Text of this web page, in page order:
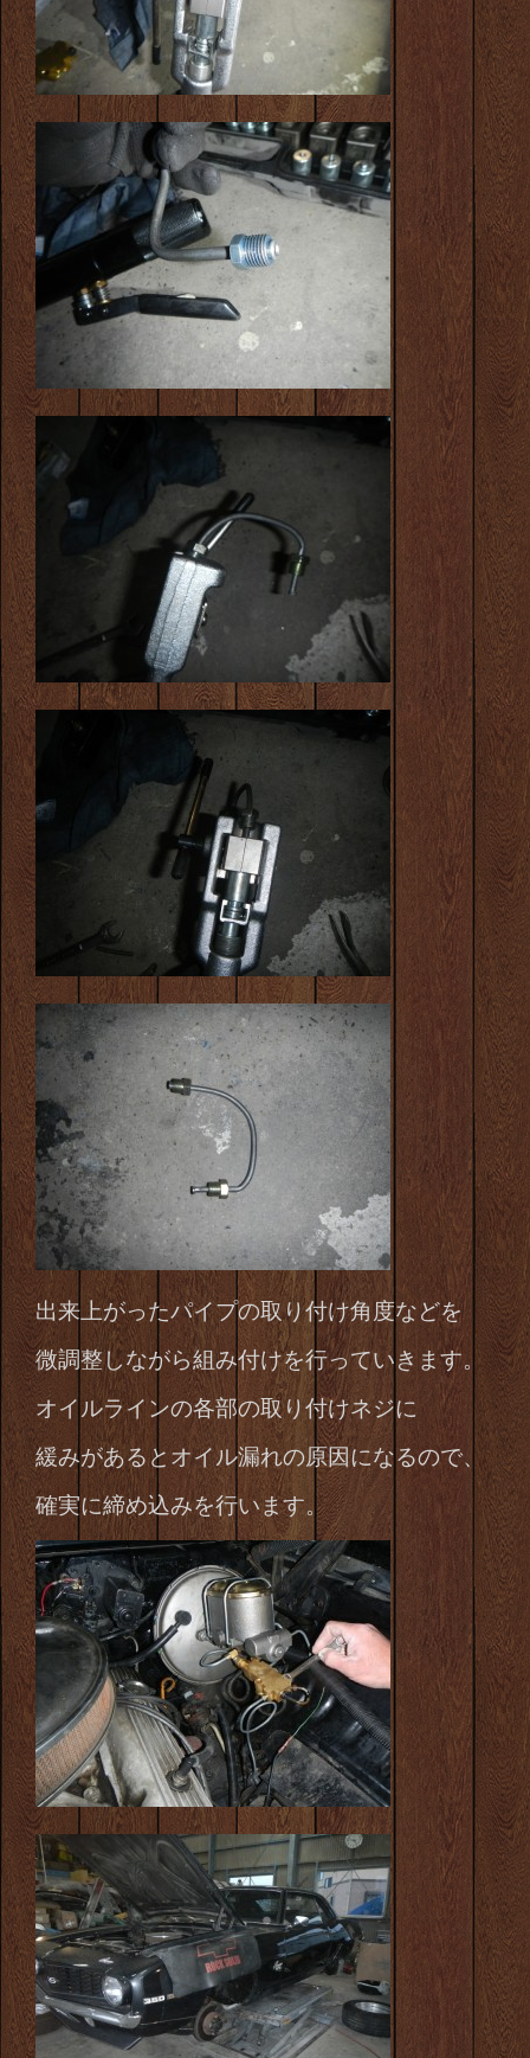
出来上がったパイプの取り付け角度などを
微調整しながら組み付けを行っていきます。
オイルラインの各部の取り付けネジに
緩みがあるとオイル漏れの原因になるので、
確実に締め込みを行います。